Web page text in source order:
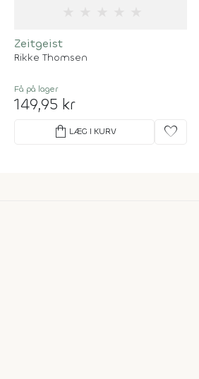
Zeitgeist
Rikke Thomsen
Få på lager
149,95 kr
shopping_bag LÆG I KURV favorite